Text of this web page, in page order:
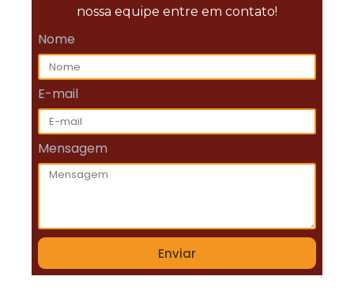
nossa equipe entre em contato!
Nome
E-mail
Mensagem
Enviar